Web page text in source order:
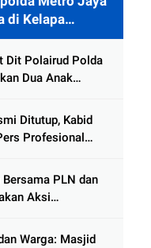
di Kelapa
Dit Polairud Polda
Dua Anak
Ditutup, Kabid
Profesional
PLN dan
Aksi
Warga: Masjid